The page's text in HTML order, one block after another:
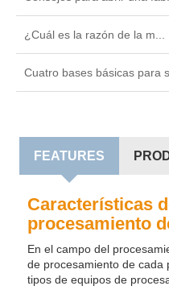
¿Cuál es la razón de la m...
Cuatro bases básicas para
FEATURES
Características
procesamiento
En el campo del
de procesamiento de cada
tipos de equipos de